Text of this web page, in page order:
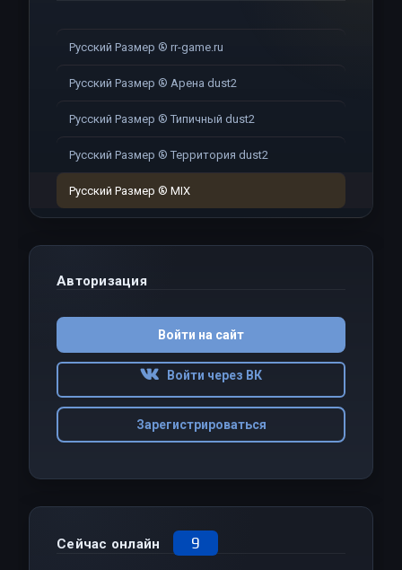
Русский Размер ® rr-game.ru
Русский Размер ® Арена dust2
Русский Размер ® Типичный dust2
Русский Размер ® Территория dust2
Русский Размер ® MIX
Авторизация
Войти на сайт
Войти через ВК
Зарегистрироваться
Сейчас онлайн 9